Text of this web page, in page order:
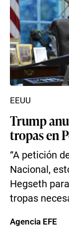
Trump
tropas en
“A petición
Nacional,
Hegseth
tropas
EEUU
Agencia EFE